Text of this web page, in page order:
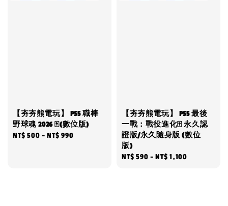
【夯夯熊電玩】 PS5 職棒
野球魂 2026 🀄(數位版)
Regular
NT$ 500 -NT$ 990
【夯夯熊電玩】 PS5 最後
一戰：戰役進化🀄 永久認
證版/永久隨身版 (數位
版)
Regular
NT$ 590 -NT$ 1,100